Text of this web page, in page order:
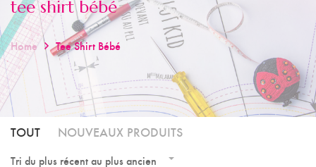
tee shirt bébé
Home Tee Shirt Bébé
TOUT NOUVEAUX PRODUITS
Tri du plus récent au plus ancien